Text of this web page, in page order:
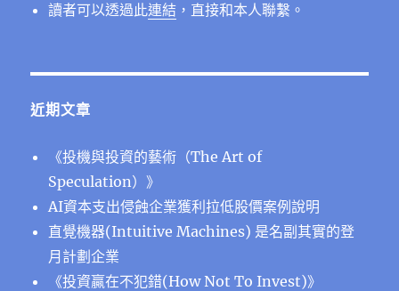
讀者可以透過此連結 ，直接和本人聯繫。
近期文章
《投機與投資的藝術（The Art of
Speculation）》
AI資本支出侵蝕企業獲利拉低股價案例說明
直覺機器(Intuitive Machines) 是名副其實的登
月計劃企業
《投資贏在不犯錯(How Not To Invest)》